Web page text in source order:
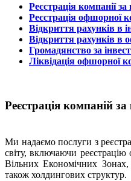
Реєстрація компанії
Реєстрація офшорної
Відкриття рахунків в
Відкриття рахунків в
Громадянство за
Ліквідація офшорної
Реєстрація компаній
Ми надаємо послуги з
світу, включаючи
Вільних Економічних Зонах,
також холдингових структур.